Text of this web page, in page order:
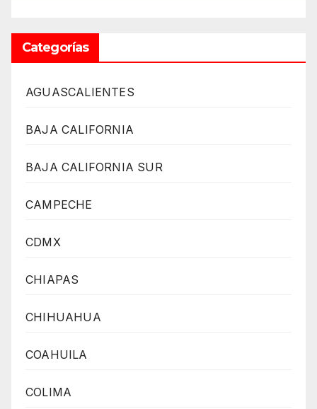
Categorías
AGUASCALIENTES
BAJA CALIFORNIA
BAJA CALIFORNIA SUR
CAMPECHE
CDMX
CHIAPAS
CHIHUAHUA
COAHUILA
COLIMA